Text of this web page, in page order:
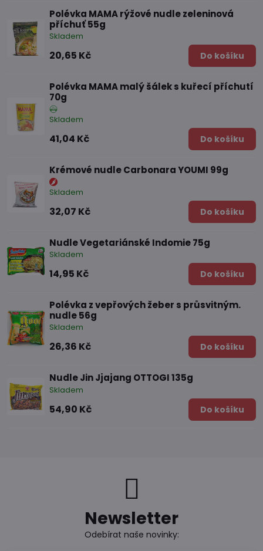
Polévka MAMA rýžové nudle zeleninová
příchuť 55g
Skladem
20,65 Kč Do košíku
Polévka MAMA malý šálek s kuřecí příchutí
70g
Skladem
41,04 Kč Do košíku
Krémové nudle Carbonara YOUMI 99g
Skladem
32,07 Kč Do košíku
Nudle Vegetariánské Indomie 75g
Skladem
14,95 Kč Do košíku
Polévka z vepřových žeber s průsvitným.
nudle 56g
Skladem
26,36 Kč Do košíku
Nudle Jin Jjajang OTTOGI 135g
Skladem
54,90 Kč Do košíku
Newsletter
Odebírat naše novinky: